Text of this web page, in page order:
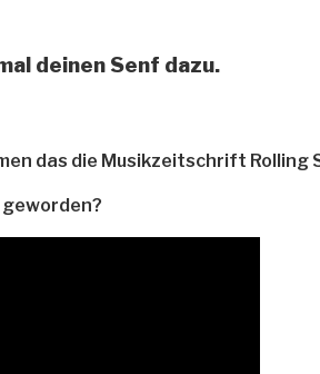
deinen Senf dazu.
das die Musikzeitschrift Rolling
geworden?